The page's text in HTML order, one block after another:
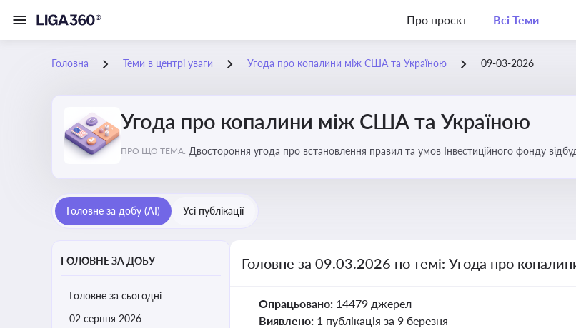
Про проєкт Всі Теми
Головна Теми в центрі уваги Угода про копалини між США та Україною 09-03-2026
Угода про копалини між США та Україною
ПРО ЩО ТЕМА: Двостороння угода про встановлення правил та умов Інвестиційного фонду
Головне за добу (AI) Усі публікації
ГОЛОВНЕ ЗА ДОБУ
Головне за сьогодні
02 серпня 2026
Головне за 09.03.2026 по темі: Угода про
Опрацьовано: 14479 джерел
Виявлено: 1 публікація за 9 березня